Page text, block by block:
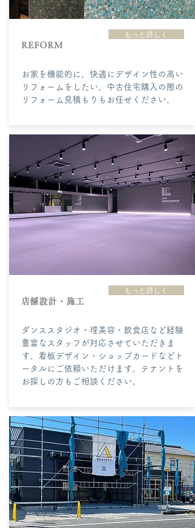
もっと詳しく
​REFORM
​お家を機能的に、快適にデザイン性の高い
リフォームをしたい。中古住宅購入の際の
リフォーム見積もりもお任せください。
もっと詳しく
​店舗設計・施工
ダンススタジオ・​理美容・飲食店など経験
豊富なスタッフが対応させていただきま
す。看板デザイン・ショップカードなどト
ータルにご依頼いただけます。テナントを
お探しの方もご相談ください。